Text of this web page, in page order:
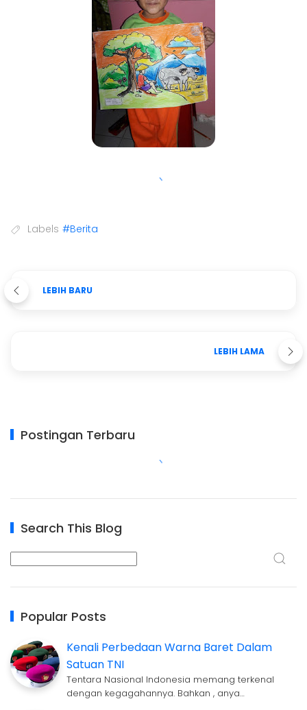
Labels #Berita
LEBIH BARU
LEBIH LAMA
Postingan Terbaru
Search This Blog
Popular Posts
Kenali Perbedaan Warna Baret Dalam
Satuan TNI
Tentara Nasional Indonesia memang terkenal
dengan kegagahannya. Bahkan , anya…